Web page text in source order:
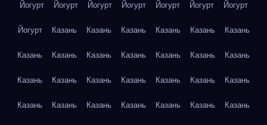
Йогурт Йогурт Йогурт Йогурт Йогурт Йогурт Йогурт
Йогурт Казань Казань Казань Казань Казань Казань
Казань Казань Казань Казань Казань Казань Казань
Казань Казань Казань Казань Казань Казань Казань
Казань Казань Казань Казань Казань Казань Казань